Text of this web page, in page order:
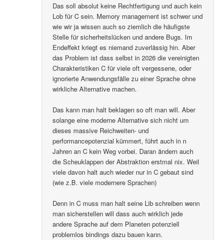
Das soll absolut keine Rechtfertigung und auch kein
Lob für C sein. Memory management ist schwer und
wie wir ja wissen auch so ziemlich die häufigste
Stelle für sicherheitslücken und andere Bugs. Im
Endeffekt kriegt es niemand zuverlässig hin. Aber
das Problem ist dass selbst in 2026 die vereinigten
Charakteristiken C für viele oft vergessene, oder
ignorierte Anwendungsfälle zu einer Sprache ohne
wirkliche Alternative machen.
Das kann man halt beklagen so oft man will. Aber
solange eine moderne Alternative sich nicht um
dieses massive Reichweiten- und
performancepotenzial kümmert, führt auch in n
Jahren an C kein Weg vorbei. Daran ändern auch
die Scheuklappen der Abstraktion erstmal nix. Weil
viele davon halt auch wieder nur in C gebaut sind
(wie z.B. viele modernere Sprachen)
Denn in C muss man halt seine Lib schreiben wenn
man sicherstellen will dass auch wirklich jede
andere Sprache auf dem Planeten potenziell
problemlos bindings dazu bauen kann.